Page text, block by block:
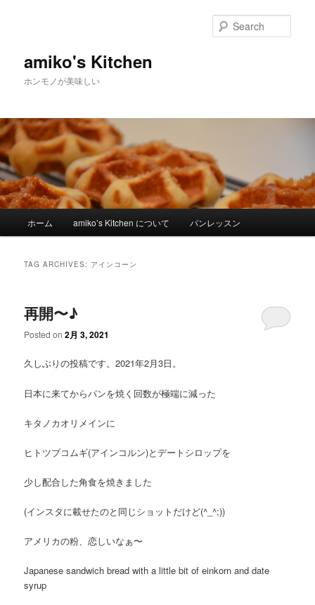
amiko's Kitchen
ホンモノが美味しい
Skip to primary content
Skip to secondary content
ホーム amiko’s Kitchen について パンレッスン
TAG ARCHIVES: アインコーン
再開〜♪
Posted on2月 3, 2021
久しぶりの投稿です。2021年2月3日。
日本に来てからパンを焼く回数が極端に減った
キタノカオリメインに
ヒトツブコムギ(アインコルン)とデートシロップを
少し配合した角食を焼きました
(インスタに載せたのと同じショットだけど(^_^;))
アメリカの粉、恋しいなぁ〜
Japanese sandwich bread with a little bit of einkorn and date
syrup